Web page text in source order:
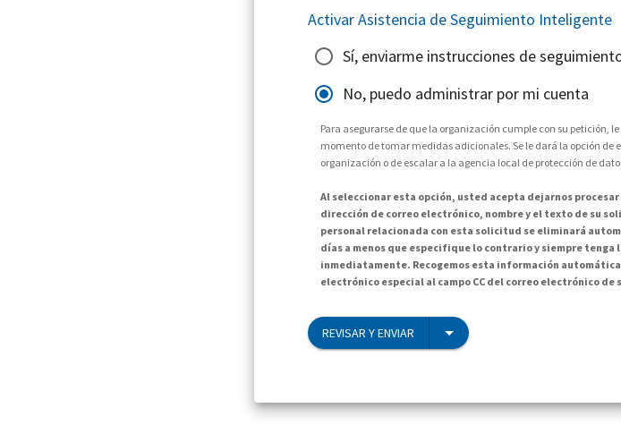
Activar Asistencia de Seguimiento Inteligente
Sí, enviarme instrucciones de
No, puedo administrar por mi cuenta
Para asegurarse de que la organización cumple con su petición,
momento de tomar medidas adicionales. Se le dará la opción de
organización o de escalar a la agencia local de protección de
Al seleccionar esta opción, usted acepta dejarnos
dirección de correo electrónico, nombre y el texto de su
personal relacionada con esta solicitud se eliminará
días a menos que especifique lo contrario y siempre tenga
inmediatamente. Recogemos esta información
electrónico especial al campo CC del correo electrónico
REVISAR Y ENVIAR